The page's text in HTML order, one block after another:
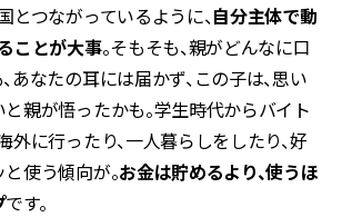
とつながっているように、自分主体で動
ことが大事。そもそも、親がどんなに口
あなたの耳には届かず、この子は、思い
親が悟ったかも。学生時代からバイト
外に行ったり、一人暮らしをしたり、好
使う傾向が。お金は貯めるより、使うほ
です。